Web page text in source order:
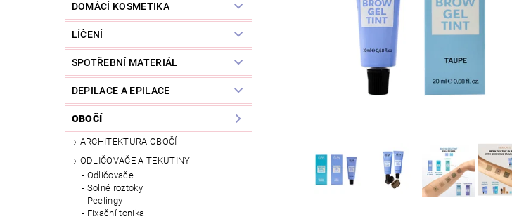
DOMÁCÍ KOSMETIKA
LÍČENÍ
SPOTŘEBNÍ MATERIÁL
DEPILACE A EPILACE
OBOČÍ
ARCHITEKTURA OBOČÍ
ODLIČOVAČE A TEKUTINY
Odličovače
Solné roztoky
Peelingy
Fixační tonika